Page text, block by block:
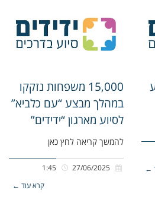
←
15,000 משפחות נזקקו
במהלך מבצע “עם כלביא”
לסיוע מארגון “ידידים”
להמשך קריאה לחץ כאן
קרא עוד ←